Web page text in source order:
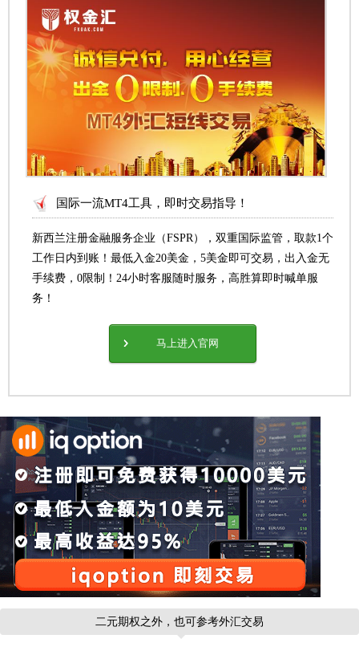
国际一流MT4工具，即时交易指导！
新西兰注册金融服务企业（FSPR），双重国际监管，取款1个
工作日内到账！最低入金20美金，5美金即可交易，出入金无
手续费，0限制！24小时客服随时服务，高胜算即时喊单服
务！
马上进入官网
二元期权之外，也可参考外汇交易